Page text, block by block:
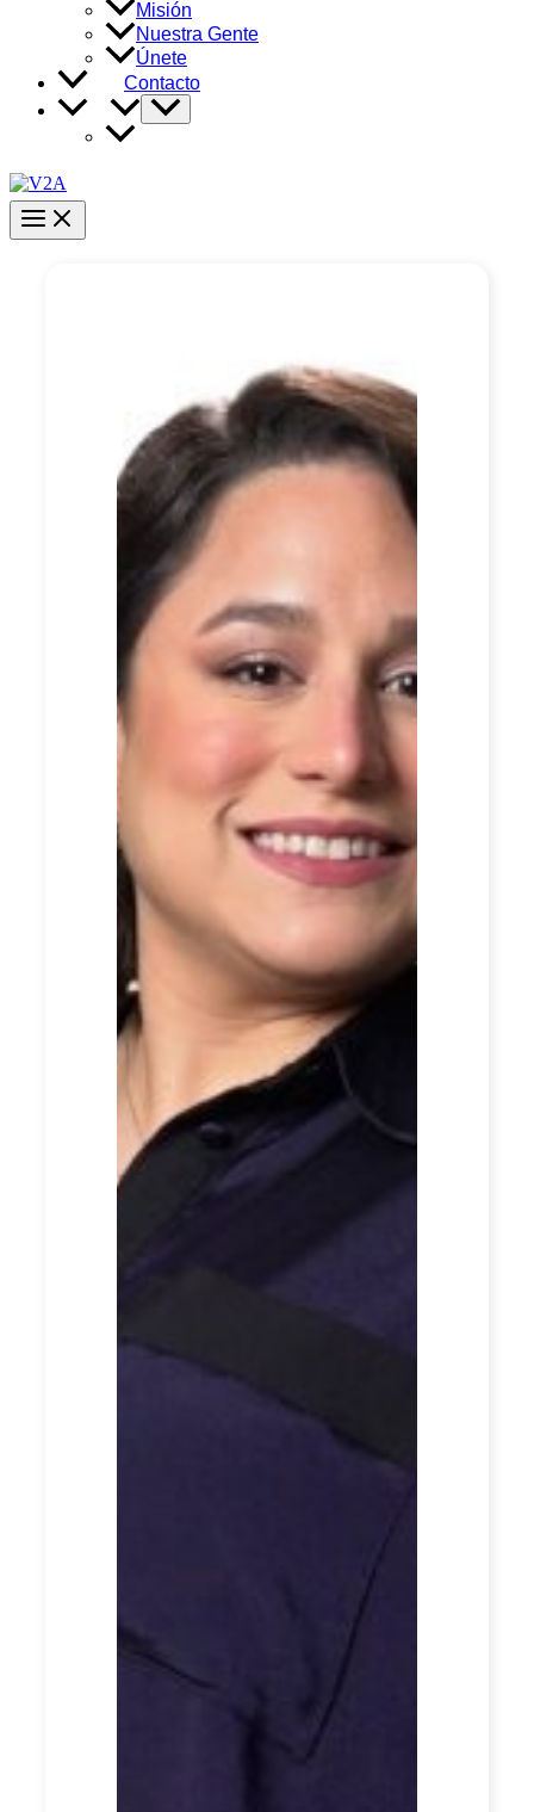
Misión
Nuestra Gente
Únete
Contacto
Alternar
menú
Main
Menu